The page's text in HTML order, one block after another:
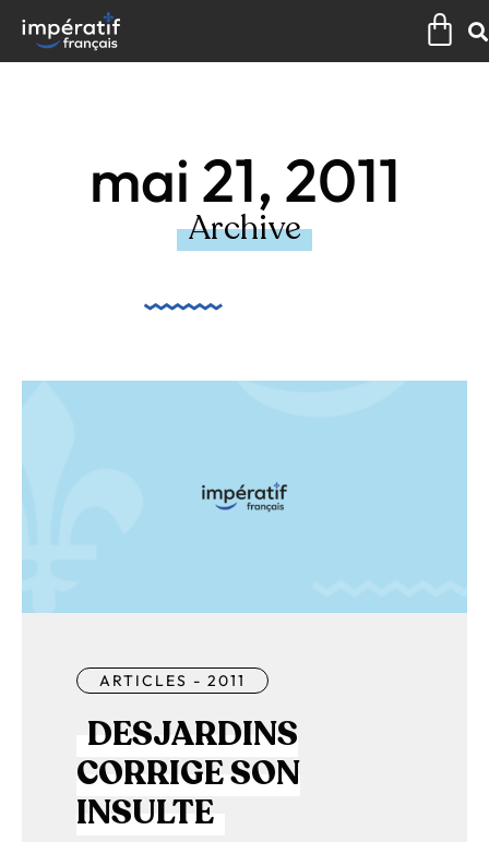
contenu
mai 21, 2011
Archive
ARTICLES - 2011
DESJARDINS
CORRIGE SON
INSULTE